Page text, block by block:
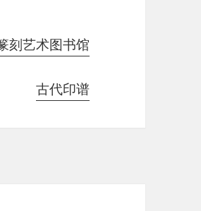
刻艺术图书馆
古代印谱